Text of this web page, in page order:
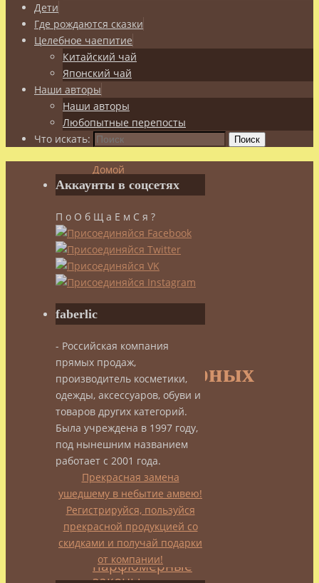
Дети
Где рождаются сказки
Целебное чаепитие
Китайский чай
Японский чай
Наши авторы
Наши авторы
Любопытные перепосты
Что искать:
Поиск
Домой
Здоровье
масла,
ароматы
15
парфюмерных
законов
15
парфюмерных
законов
admin
06.02.2014
20.02.2014Эфирные
масла,
ароматы
Аккаунты в соцсетях
П о О б Щ а Е м С я ?
faberlic
- Российская компания
прямых продаж,
производитель косметики,
одежды, аксессуаров, обуви и
товаров других категорий.
Была учреждена в 1997 году,
под нынешним названием
работает с 2001 года.
Прекрасная замена
ушедшему в небытие амвею!
Регистрируйся, пользуйся
прекрасной продукцией со
скидками и получай подарки
от компании!